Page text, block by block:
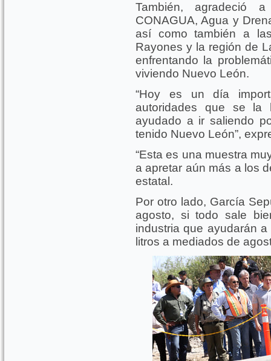
También, agradeció
CONAGUA, Agua y
así como también a
Rayones y la región de
enfrentando la
viviendo Nuevo León.
“Hoy es un día
autoridades que se
ayudado a ir saliendo
tenido Nuevo León”,
“Esta es una muestra
a apretar aún más a los
estatal.
Por otro lado, García
agosto, si todo sale
industria que ayudarán
litros a mediados de